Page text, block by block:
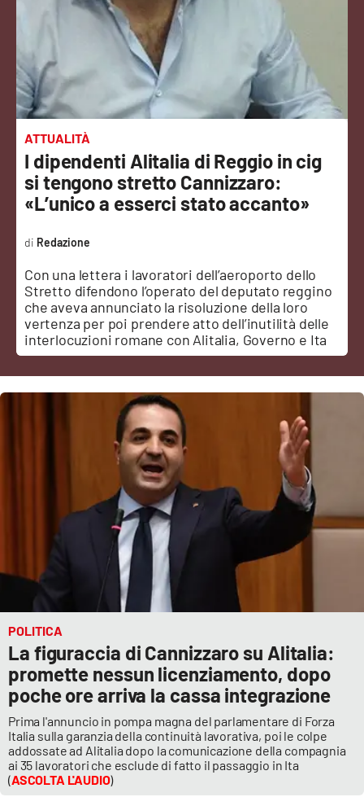
Sanità
Sport
Cultura
Podcast
Meteo
VIDEO
Ambiente
Cronaca
Economia e Lavoro
Sanità
Società
RUBRICHE
Good Morning Vietnam
Parchi Marini Calabria
Leggendo Alvaro insieme
ATTUALITÀ
I dipendenti Alitalia di Reggio in cig
si tengono stretto Cannizzaro:
«L’unico a esserci stato accanto»
Con una lettera i lavoratori dell’aeroporto dello
Stretto difendono l’operato del deputato reggino
che aveva annunciato la risoluzione della loro
vertenza per poi prendere atto dell’inutilità delle
interlocuzioni romane con Alitalia, Governo e Ita
Redazione
POLITICA
La figuraccia di Cannizzaro su Alitalia:
promette nessun licenziamento, dopo
poche ore arriva la cassa integrazione
Prima l'annuncio in pompa magna del parlamentare di Forza
Italia sulla garanzia della continuità lavorativa, poi le colpe
addossate ad Alitalia dopo la comunicazione della compagnia
ai 35 lavoratori che esclude di fatto il passaggio in Ita
(ASCOLTA L'AUDIO)